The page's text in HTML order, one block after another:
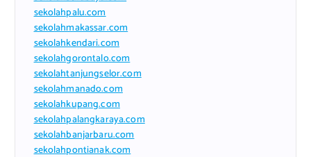
sekolahpalu.com
sekolahmakassar.com
sekolahkendari.com
sekolahgorontalo.com
sekolahtanjungselor.com
sekolahmanado.com
sekolahkupang.com
sekolahpalangkaraya.com
sekolahbanjarbaru.com
sekolahpontianak.com